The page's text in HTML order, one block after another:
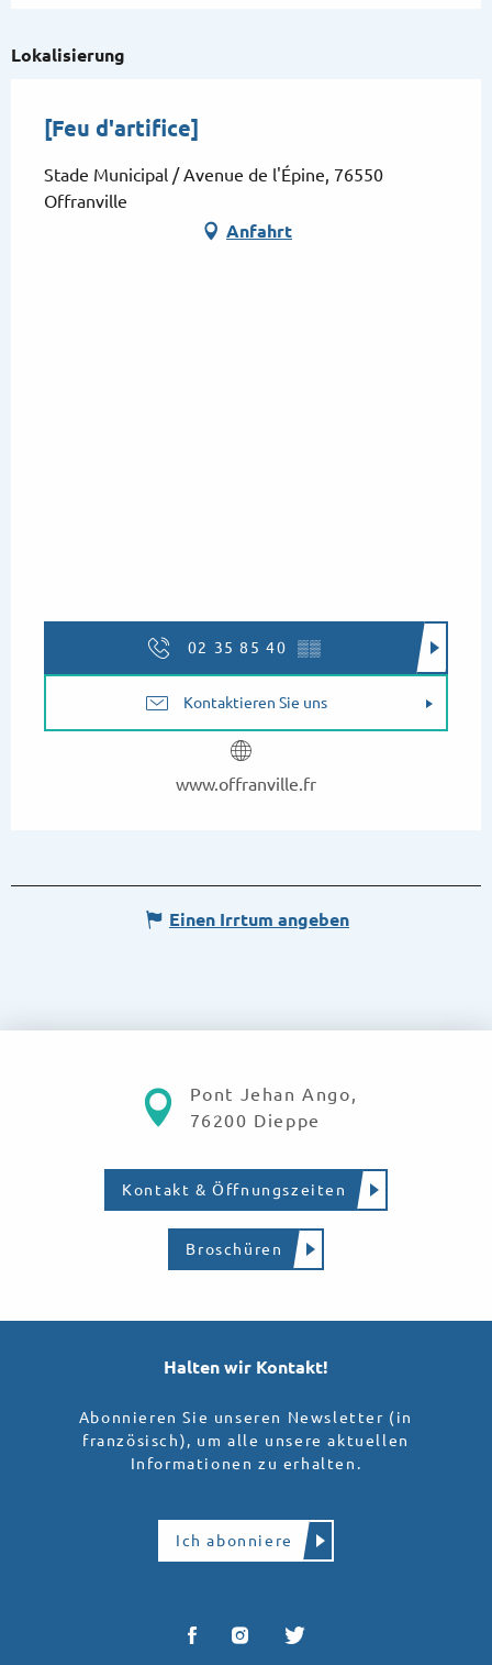
Lokalisierung
[Feu d'artifice]
Stade Municipal / Avenue de l'Épine, 76550
Offranville
Anfahrt
02 35 85 40 ▒▒
Kontaktieren Sie uns
www.offranville.fr
Einen Irrtum angeben
Pont Jehan Ango,
76200 Dieppe
Kontakt & Öffnungszeiten
Broschüren
Halten wir Kontakt!
Abonnieren Sie unseren Newsletter (in
französisch), um alle unsere aktuellen
Informationen zu erhalten.
Ich abonniere